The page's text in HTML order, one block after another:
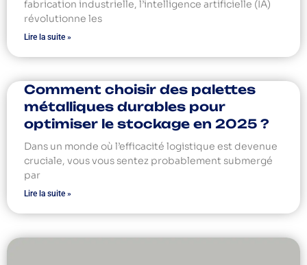
fabrication industrielle, l’intelligence artificielle (IA)
révolutionne les
Lire la suite »
Comment choisir des palettes
métalliques durables pour
optimiser le stockage en 2025 ?
Dans un monde où l’efficacité logistique est devenue
cruciale, vous vous sentez probablement submergé
par
Lire la suite »